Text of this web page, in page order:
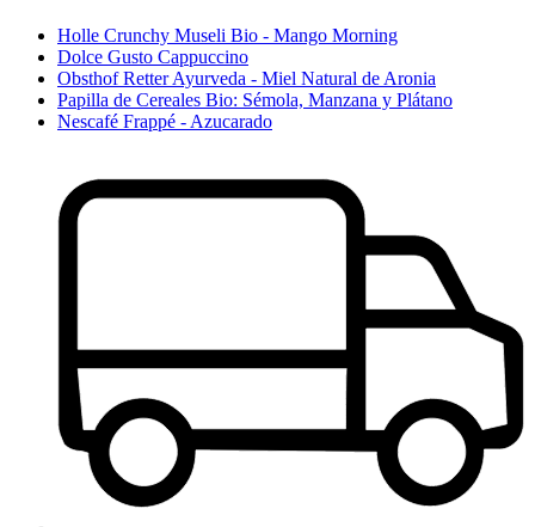
Holle Crunchy Museli Bio - Mango Morning
Dolce Gusto Cappuccino
Obsthof Retter Ayurveda - Miel Natural de Aronia
Papilla de Cereales Bio: Sémola, Manzana y Plátano
Nescafé Frappé - Azucarado